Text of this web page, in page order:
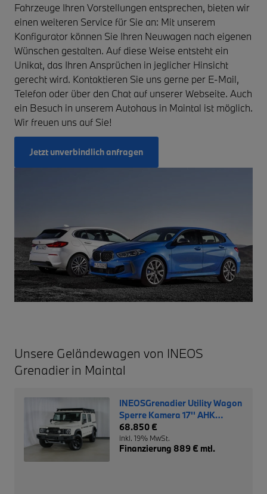
Fahrzeuge Ihren Vorstellungen entsprechen, bieten wir
einen weiteren Service für Sie an: Mit unserem
Konfigurator können Sie Ihren Neuwagen nach eigenen
Wünschen gestalten. Auf diese Weise entsteht ein
Unikat, das Ihren Ansprüchen in jeglicher Hinsicht
gerecht wird. Kontaktieren Sie uns gerne per E-Mail,
Telefon oder über den Chat auf unserer Webseite. Auch
ein Besuch in unserem Autohaus in Maintal ist möglich.
Wir freuen uns auf Sie!
Jetzt unverbindlich anfragen
Unsere Geländewagen von INEOS
Grenadier in Maintal
INEOSGrenadier Utility Wagon
Sperre Kamera 17'' AHK
RHINO
68.850 €
inkl. 19% MwSt.
Finanzierung 889 € mtl.